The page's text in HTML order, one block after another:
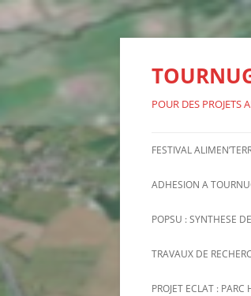
Aller
contenu
POUR DES PROJETS
FESTIVAL
ADHESION A
POPSU : SYNTHESE
TRAVAUX DE
PROJET ECLAT :